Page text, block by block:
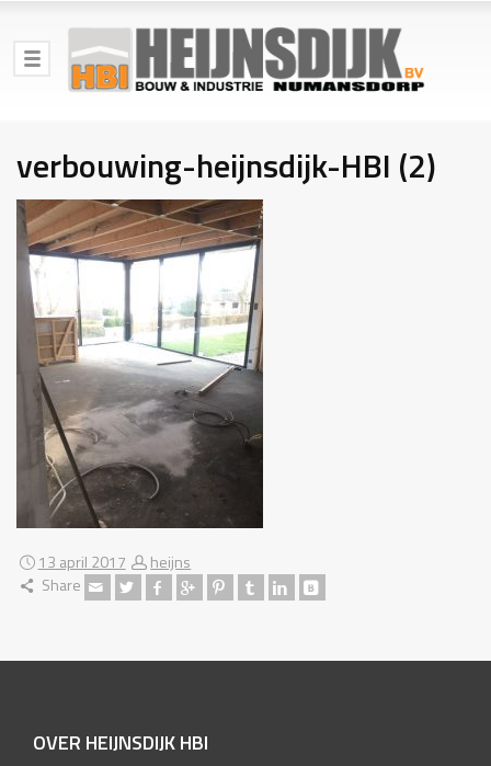
verbouwing-heijnsdijk-HBI (2)
13 april 2017
heijns
Share
OVER HEIJNSDIJK HBI